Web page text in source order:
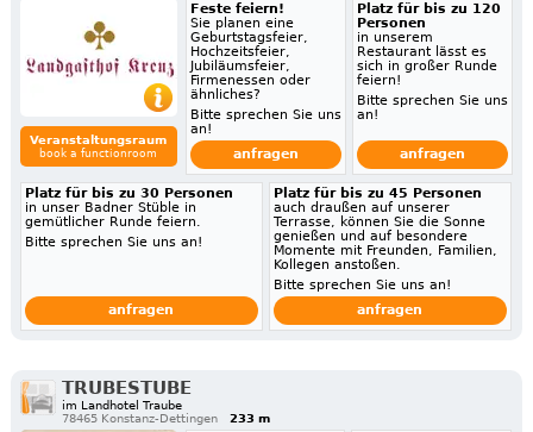
Veranstaltungsraum
book a functionroom
Feste feiern!
Sie planen eine
Geburtstagsfeier,
Hochzeitsfeier,
Jubiläumsfeier,
Firmenessen oder
ähnliches?
Bitte sprechen Sie uns
an!
anfragen
Platz für bis zu 120
Personen
in unserem
Restaurant lässt es
sich in großer Runde
feiern!
Bitte sprechen Sie uns
an!
anfragen
Platz für bis zu 30 Personen
in unser Badner Stüble in
gemütlicher Runde feiern.
Bitte sprechen Sie uns an!
anfragen
Platz für bis zu 45 Personen
auch draußen auf unserer
Terrasse, können Sie die Sonne
genießen und auf besondere
Momente mit Freunden, Familien,
Kollegen anstoßen.
Bitte sprechen Sie uns an!
anfragen
TRUBESTUBE
im Landhotel Traube
78465 Konstanz-Dettingen
233 m